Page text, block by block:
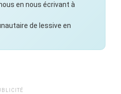
en nous écrivant à
de lessive en